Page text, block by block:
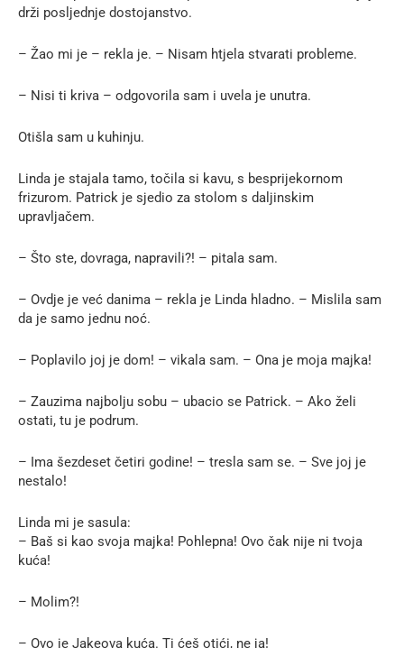
drži posljednje dostojanstvo.
– Žao mi je – rekla je. – Nisam htjela stvarati probleme.
– Nisi ti kriva – odgovorila sam i uvela je unutra.
Otišla sam u kuhinju.
Linda je stajala tamo, točila si kavu, s besprijekornom
frizurom. Patrick je sjedio za stolom s daljinskim
upravljačem.
– Što ste, dovraga, napravili?! – pitala sam.
– Ovdje je već danima – rekla je Linda hladno. – Mislila sam
da je samo jednu noć.
– Poplavilo joj je dom! – vikala sam. – Ona je moja majka!
– Zauzima najbolju sobu – ubacio se Patrick. – Ako želi
ostati, tu je podrum.
– Ima šezdeset četiri godine! – tresla sam se. – Sve joj je
nestalo!
Linda mi je sasula:
– Baš si kao svoja majka! Pohlepna! Ovo čak nije ni tvoja
kuća!
– Molim?!
– Ovo je Jakeova kuća. Ti ćeš otići, ne ja!